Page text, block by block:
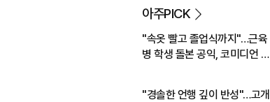
아주PICK
"속옷 빨고 졸업식까지"…근육
병 학생 돌본 공익, 코미디언 김
"경솔한 언행 깊이 반성"…고개